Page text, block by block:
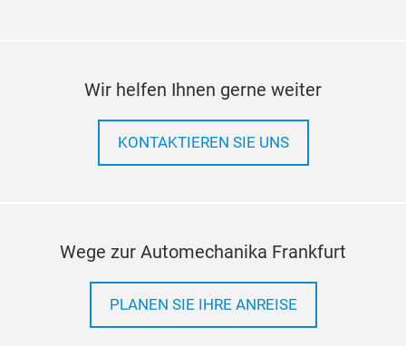
Wir helfen Ihnen gerne weiter
KONTAKTIEREN SIE UNS
Wege zur Automechanika Frankfurt
PLANEN SIE IHRE ANREISE